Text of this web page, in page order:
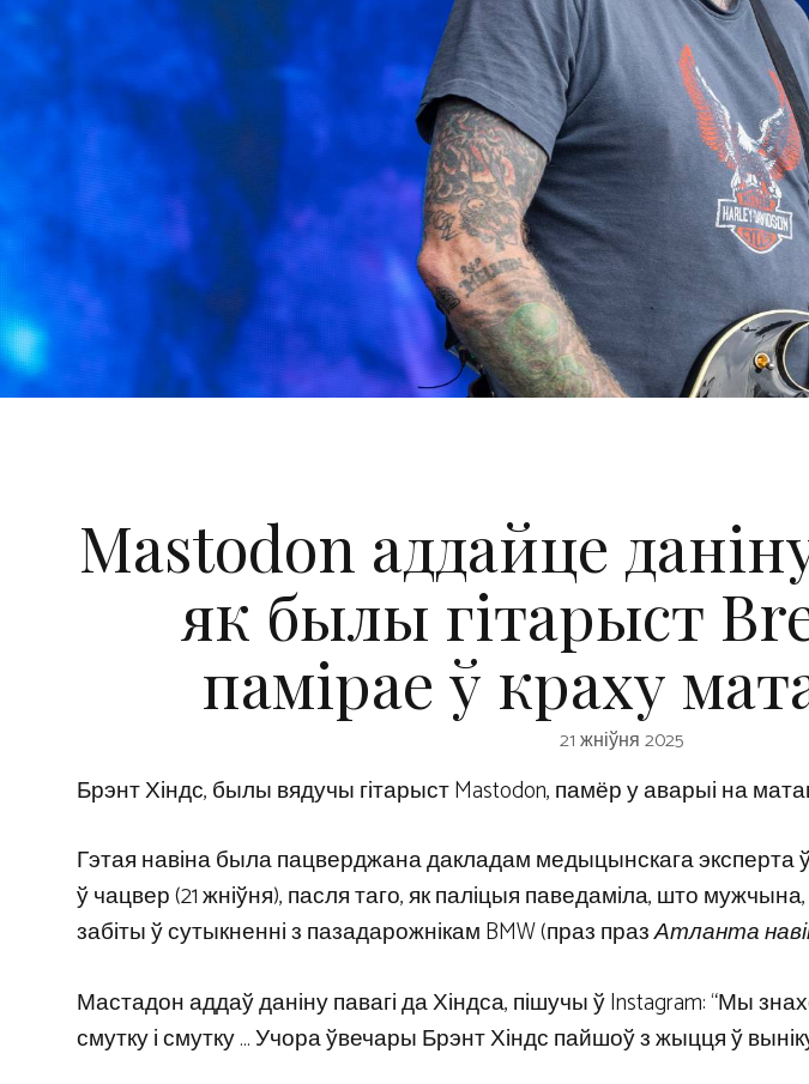
Mastodon аддайце
як былы гітарыст
памірае ў краху
21 жніўня 2025
Брэнт Хіндс, былы вядучы гітарыст Mastodon, памёр у аварыі на
Гэтая навіна была пацверджана дакладам медыцынскага
ў чацвер (21 жніўня), пасля таго, як паліцыя паведаміла, што
забіты ў сутыкненні з пазадарожнікам BMW (праз празАтланта
Мастадон аддаў даніну павагі да Хіндса, пішучы ў Instagram: “Мы
смутку і смутку … Учора ўвечары Брэнт Хіндс пайшоў з жыцця ў